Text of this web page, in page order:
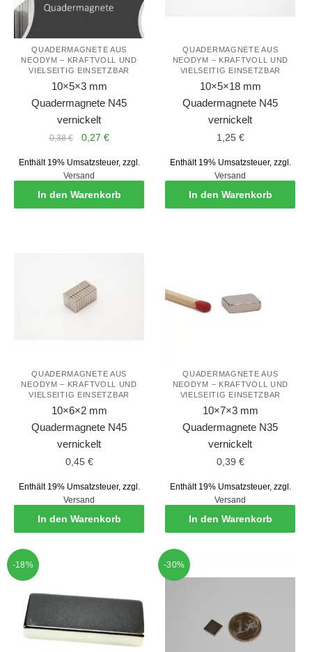
QUADERMAGNETE AUS
NEODYM – KRAFTVOLL UND
VIELSEITIG EINSETZBAR
10×5×3 mm
Quadermagnete N45
vernickelt
0,38€
Ursprünglicher
war:
0,38 €
0,27 €Aktueller
ist:
0,27 €.
Enthält 19% Umsatzsteuer, zzgl.
Versand
In den Warenkorb
QUADERMAGNETE AUS
NEODYM – KRAFTVOLL UND
VIELSEITIG EINSETZBAR
10×5×18 mm
Quadermagnete N45
vernickelt
1,25 €
Enthält 19% Umsatzsteuer, zzgl.
Versand
In den Warenkorb
QUADERMAGNETE AUS
NEODYM – KRAFTVOLL UND
VIELSEITIG EINSETZBAR
10×6×2 mm
Quadermagnete N45
vernickelt
0,45 €
Enthält 19% Umsatzsteuer, zzgl.
Versand
In den Warenkorb
QUADERMAGNETE AUS
NEODYM – KRAFTVOLL UND
VIELSEITIG EINSETZBAR
10×7×3 mm
Quadermagnete N35
vernickelt
0,39 €
Enthält 19% Umsatzsteuer, zzgl.
Versand
In den Warenkorb
-18% -30%